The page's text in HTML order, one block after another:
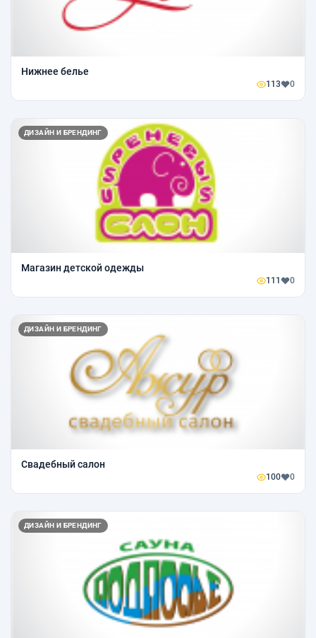
Нижнее белье
113 0
ДИЗАЙН И БРЕНДИНГ
Магазин детской одежды
111 0
ДИЗАЙН И БРЕНДИНГ
Свадебный салон
100 0
ДИЗАЙН И БРЕНДИНГ